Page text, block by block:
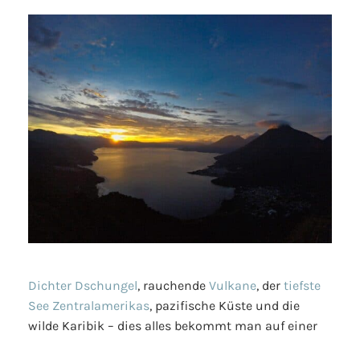
Dichter Dschungel, rauchende Vulkane, der tiefste
See Zentralamerikas, pazifische Küste und die
wilde Karibik – dies alles bekommt man auf einer